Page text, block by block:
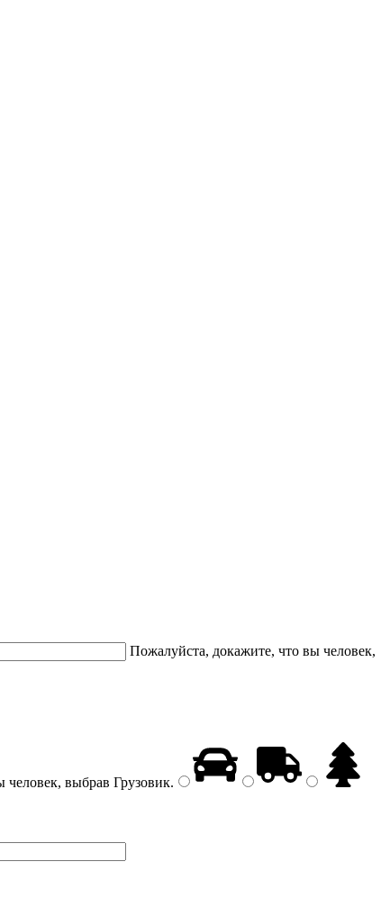
Пожалуйста, докажите, что вы человек,
человек, выбрав Грузовик.